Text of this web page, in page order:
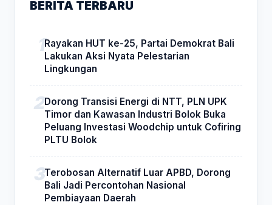
BERITA TERBARU
Rayakan HUT ke-25, Partai Demokrat Bali
Lakukan Aksi Nyata Pelestarian
Lingkungan
Dorong Transisi Energi di NTT, PLN UPK
Timor dan Kawasan Industri Bolok Buka
Peluang Investasi Woodchip untuk Cofiring
PLTU Bolok
Terobosan Alternatif Luar APBD, Dorong
Bali Jadi Percontohan Nasional
Pembiayaan Daerah